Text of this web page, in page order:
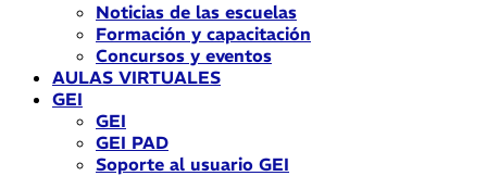
Noticias de las escuelas
Formación y capacitación
Concursos y eventos
AULAS VIRTUALES
GEI
GEI
GEI PAD
Soporte al usuario GEI